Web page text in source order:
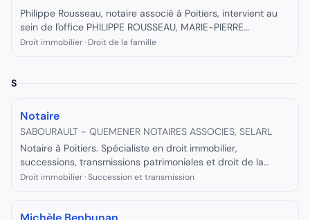
Philippe Rousseau, notaire associé à Poitiers, intervient au
sein de l'office PHILIPPE ROUSSEAU, MARIE-PIERRE
ROUAULT-NEVEUX, BASTIEN BERNARDEAU, NOTAIRES
Droit immobilier · Droit de la famille
S
Notaire
SABOURAULT - QUEMENER NOTAIRES ASSOCIES, SELARL
Notaire à Poitiers. Spécialiste en droit immobilier,
successions, transmissions patrimoniales et droit de la
famille. Officier public ministériel inscrit au Conseil Supérieur
Droit immobilier · Succession et transmission